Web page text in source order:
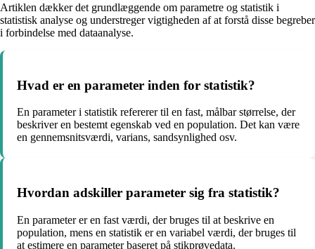
Artiklen dækker det grundlæggende om parametre og statistik i
statistisk analyse og understreger vigtigheden af at forstå disse begreber
i forbindelse med dataanalyse.
Hvad er en parameter inden for statistik?
En parameter i statistik refererer til en fast, målbar størrelse, der
beskriver en bestemt egenskab ved en population. Det kan være
en gennemsnitsværdi, varians, sandsynlighed osv.
Hvordan adskiller parameter sig fra statistik?
En parameter er en fast værdi, der bruges til at beskrive en
population, mens en statistik er en variabel værdi, der bruges til
at estimere en parameter baseret på stikprøvedata.